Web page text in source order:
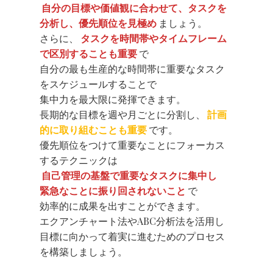
自分の目標や価値観に合わせて、タスクを
分析し、優先順位を見極め ましょう。
さらに、
タスクを時間帯やタイムフレーム
で区別することも重要で
自分の最も生産的な時間帯に重要なタスク
をスケジュールすることで
集中力を最大限に発揮できます。
長期的な目標を週や月ごとに分割し、
計画
的に取り組むことも重要です。
優先順位をつけて重要なことにフォーカス
するテクニックは
自己管理の基盤で重要なタスクに集中し
緊急なことに振り回されないこと で
効率的に成果を出すことができます。
エクアンチャート法やABC分析法を活用し
目標に向かって着実に進むためのプロセス
を構築しましょう。